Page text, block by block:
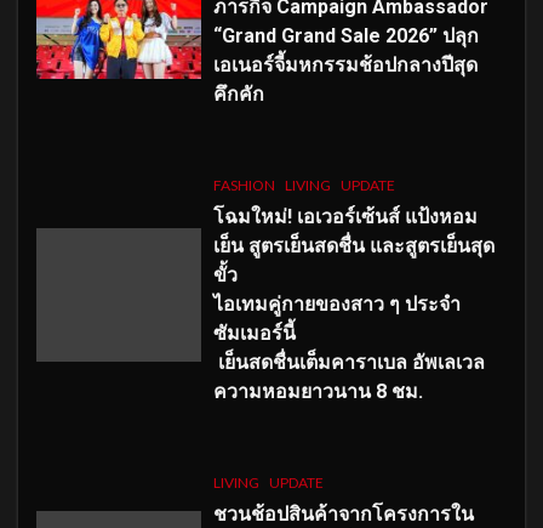
ภารกิจ Campaign Ambassador
“Grand Grand Sale 2026” ปลุก
เอเนอร์จี้มหกรรมช้อปกลางปีสุด
คึกคัก
FASHION LIVING UPDATE
โฉมใหม่! เอเวอร์เซ้นส์ แป้งหอม
เย็น สูตรเย็นสดชื่น และสูตรเย็นสุด
ขั้ว
ไอเทมคู่กายของสาว ๆ ประจำ
ซัมเมอร์นี้
เย็นสดชื่นเต็มคาราเบล อัพเลเวล
ความหอมยาวนาน 8 ชม.
LIVING UPDATE
ชวนช้อปสินค้าจากโครงการใน